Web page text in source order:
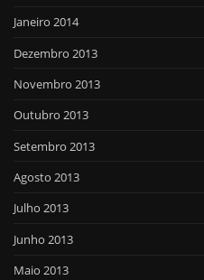
Janeiro 2014
Dezembro 2013
Novembro 2013
Outubro 2013
Setembro 2013
Agosto 2013
Julho 2013
Junho 2013
Maio 2013